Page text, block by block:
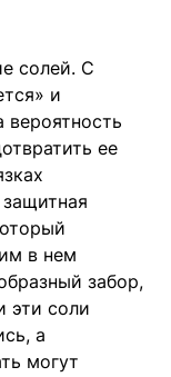
солей. С
и
вероятность
ее
в нем
забор,
эти соли
а
могут